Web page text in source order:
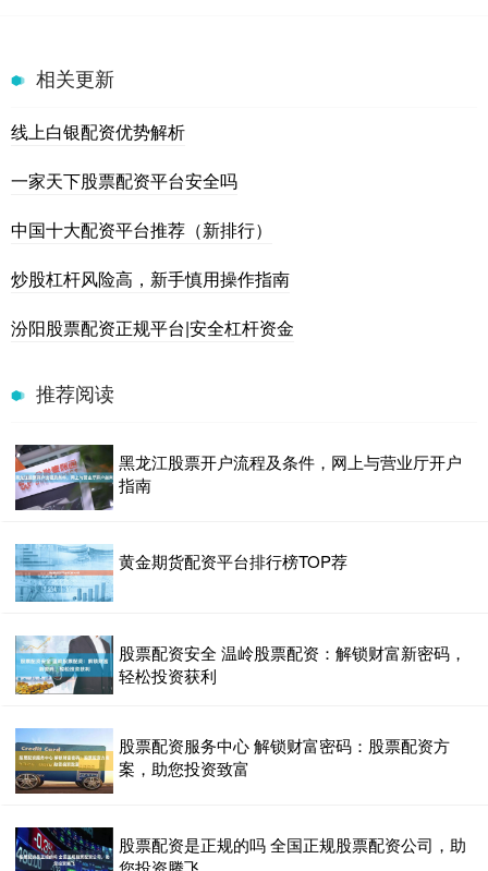
相关更新
线上白银配资优势解析
一家天下股票配资平台安全吗
中国十大配资平台推荐（新排行）
炒股杠杆风险高，新手慎用操作指南
汾阳股票配资正规平台|安全杠杆资金
推荐阅读
黑龙江股票开户流程及条件，网上与营业厅开户
指南
黄金期货配资平台排行榜TOP荐
股票配资安全 温岭股票配资：解锁财富新密码，
轻松投资获利
股票配资服务中心 解锁财富密码：股票配资方
案，助您投资致富
股票配资是正规的吗 全国正规股票配资公司，助